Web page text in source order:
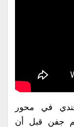
في محور
جفن قبل أن